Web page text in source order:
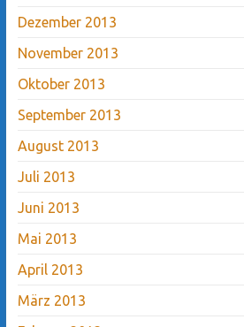
Dezember 2013
November 2013
Oktober 2013
September 2013
August 2013
Juli 2013
Juni 2013
Mai 2013
April 2013
März 2013